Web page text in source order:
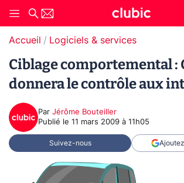
Accueil Logiciels & services
Ciblage comportemental :
donnera le contrôle aux
Par Jérôme Bouteiller
Publié le 11 mars 2009 à 11h05
Suivez-nous